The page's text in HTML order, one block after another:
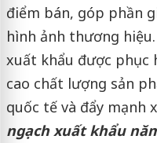
điểm bán, góp phần
hình ảnh thương
xuất khẩu được phục
cao chất lượng sản
quốc tế và đẩy mạnh
ngạch xuất khẩu